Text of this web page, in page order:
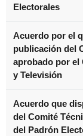
Electorales
Acuerdo por el
publicación del
aprobado por el
y Televisión
Acuerdo que
del Comité
del Padrón